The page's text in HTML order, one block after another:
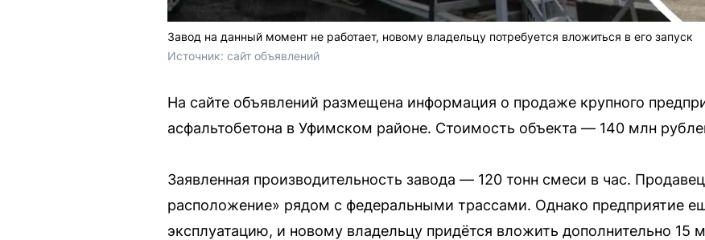
Завод на данный момент не работает, новому владельцу потребуется вложиться в его запуск
Источник: сайт объявлений
На сайте объявлений размещена информация о продаже крупного
асфальтобетона в Уфимском районе. Стоимость объекта — 140 млн
Заявленная производительность завода — 120 тонн смеси в час.
расположение» рядом с федеральными трассами. Однако предприятие
эксплуатацию, и новому владельцу придётся вложить дополнительно 15